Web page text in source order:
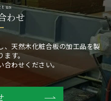
us
わせ
、天然木化粧合板の加工品を製
ます。
わせください。